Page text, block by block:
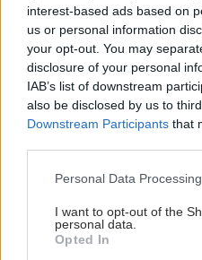
interest-based ads based on
us or personal information
your opt-out. You may
disclosure of your personal
IAB’s list of downstream
also be disclosed by us to
Downstream Participants that
Please note that this website/
not limited to your visit or
grant or deny consent to
use your data for below
Personal Data
I want to opt-out of the
personal data.
Opted In
(π.χ. για αφαίρεση
Το γλαύκωμα της
σπάνιο. Το πρωτοπαθές
πρωτοπαθές νηπιακό
προσβάλλουν ένα μωρό
το 10% των κρουσμάτων
Ειδήσεις υγείας σήμερα